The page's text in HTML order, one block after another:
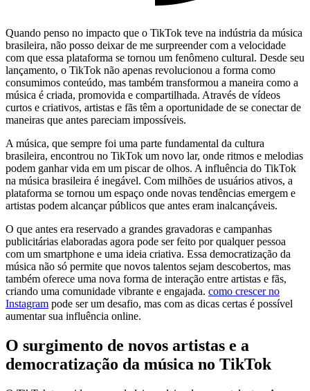
Quando penso no impacto que o TikTok teve na indústria da música
brasileira, não posso deixar de me surpreender com a velocidade
com que essa plataforma se tornou um fenômeno cultural. Desde seu
lançamento, o TikTok não apenas revolucionou a forma como
consumimos conteúdo, mas também transformou a maneira como a
música é criada, promovida e compartilhada. Através de vídeos
curtos e criativos, artistas e fãs têm a oportunidade de se conectar de
maneiras que antes pareciam impossíveis.
A música, que sempre foi uma parte fundamental da cultura
brasileira, encontrou no TikTok um novo lar, onde ritmos e melodias
podem ganhar vida em um piscar de olhos. A influência do TikTok
na música brasileira é inegável. Com milhões de usuários ativos, a
plataforma se tornou um espaço onde novas tendências emergem e
artistas podem alcançar públicos que antes eram inalcançáveis.
O que antes era reservado a grandes gravadoras e campanhas
publicitárias elaboradas agora pode ser feito por qualquer pessoa
com um smartphone e uma ideia criativa. Essa democratização da
música não só permite que novos talentos sejam descobertos, mas
também oferece uma nova forma de interação entre artistas e fãs,
criando uma comunidade vibrante e engajada. como crescer no
Instagram pode ser um desafio, mas com as dicas certas é possível
aumentar sua influência online.
O surgimento de novos artistas e a
democratização da música no TikTok